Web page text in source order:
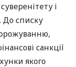
і
До списку
санкції
якого